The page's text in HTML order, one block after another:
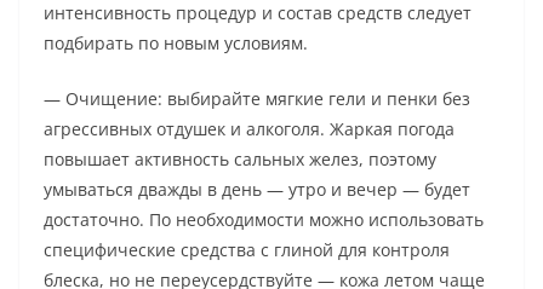
интенсивность процедур и состав средств следует
подбирать по новым условиям.
— Очищение: выбирайте мягкие гели и пенки без
агрессивных отдушек и алкоголя. Жаркая погода
повышает активность сальных желез, поэтому
умываться дважды в день — утро и вечер — будет
достаточно. По необходимости можно использовать
специфические средства с глиной для контроля
блеска, но не переусердствуйте — кожа летом чаще